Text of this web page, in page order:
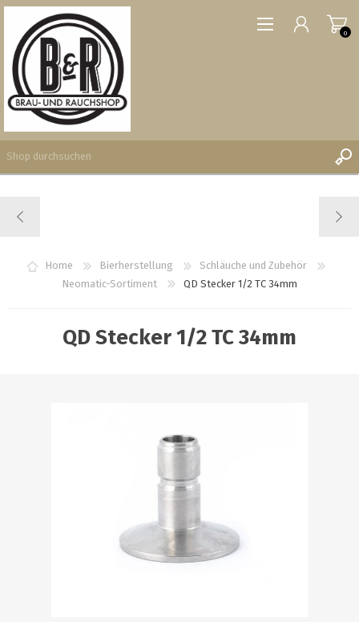
WUNSCHLISTE
0
0
Home Bierherstellung
Schläuche und Zubehör
Neomatic-Sortiment
QD Stecker 1/2 TC 34mm
QD Stecker 1/2 TC 34mm